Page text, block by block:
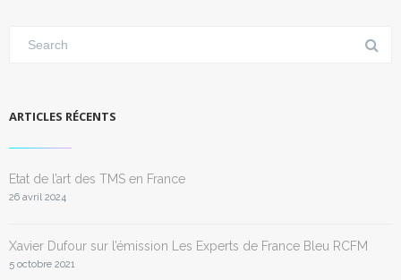
ARTICLES RÉCENTS
Etat de l’art des TMS en France
26 avril 2024
Xavier Dufour sur l’émission Les Experts de France Bleu RCFM
5 octobre 2021